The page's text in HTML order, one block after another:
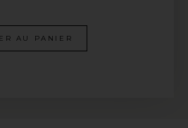
AU PANIER